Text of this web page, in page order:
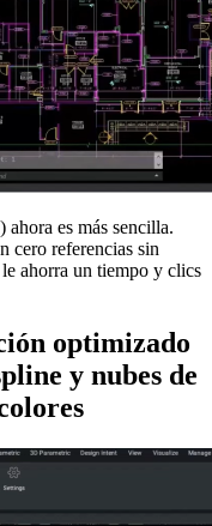
es más sencilla.
cero referencias sin
ahorra un tiempo y clics
optimizado
y nubes de